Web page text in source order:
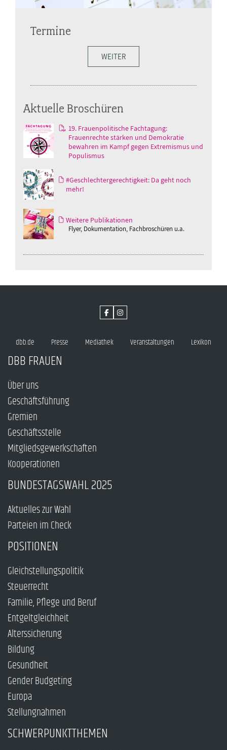
Termine
WEITER
Aktuelle Broschüren
19. Frauenpolitische Fachtagung:
Frauenrechte stärken und Demokratie
bewahren im Kampf gegen Extremismus und
Populismus
#Geschlechtergerechtigkeit: Da geht noch
mehr!
Weitere Publikationen
Flyer, Dokumentation, Fachbroschüren u.a.
dbb.de Presse Mediathek Veranstaltungen Lexikon
DBB FRAUEN
Über uns
Geschäftsführung
Gremien
Geschäftsstelle
Mitgliedsgewerkschaften
Kooperationen
BUNDESTAGSWAHL 2025
Aktuelles zur Wahl
Parteien im Check
POSITIONEN
Gleichstellungspolitik
Steuerrecht
Familie, Pflege und Beruf
Entgeltgleichheit
Alterssicherung
Bildung
Gesundheit
Gender Budgeting
Europa
Stellungnahmen
SCHWERPUNKTTHEMEN